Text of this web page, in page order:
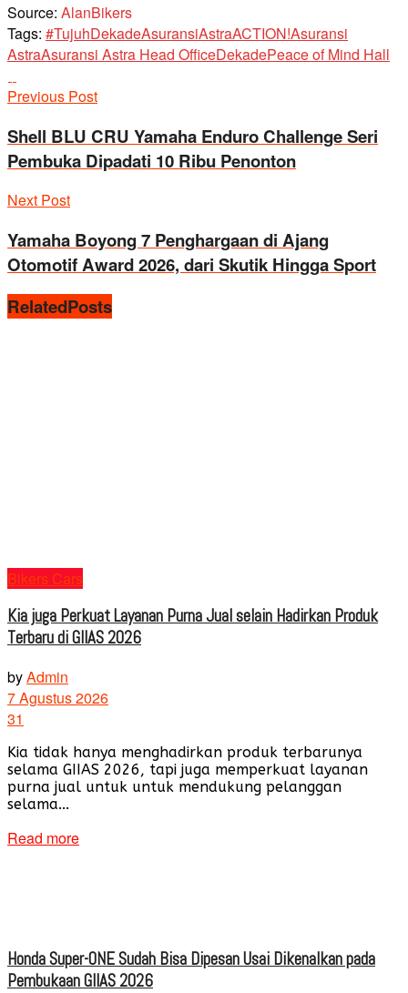
Source: AlanBikers
Tags: #TujuhDekadeAsuransiAstraACTION!Asuransi
AstraAsuransi Astra Head OfficeDekadePeace of Mind Hall
Previous Post
Shell BLU CRU Yamaha Enduro Challenge Seri
Pembuka Dipadati 10 Ribu Penonton
Next Post
Yamaha Boyong 7 Penghargaan di Ajang
Otomotif Award 2026, dari Skutik Hingga Sport
RelatedPosts
Bikers Cars
Kia juga Perkuat Layanan Purna Jual selain Hadirkan Produk
Terbaru di GIIAS 2026
byAdmin
7 Agustus 2026
31
Kia tidak hanya menghadirkan produk terbarunya
selama GIIAS 2026, tapi juga memperkuat layanan
purna jual untuk untuk mendukung pelanggan
selama...
Read more
Honda Super-ONE Sudah Bisa Dipesan Usai Dikenalkan pada
Pembukaan GIIAS 2026